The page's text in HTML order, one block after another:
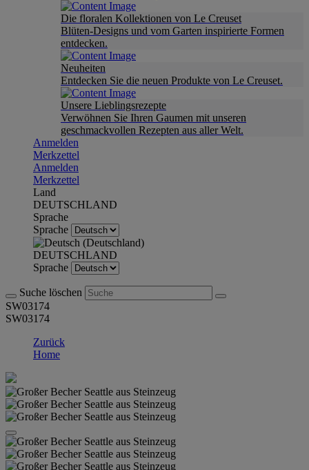
Die floralen Kollektionen von Le Creuset
Blüten-Designs und vom Garten inspirierte Formen
entdecken.
Neuheiten
Entdecken Sie die neuen Produkte von Le Creuset.
Unsere Lieblingsrezepte
Verwöhnen Sie Ihren Gaumen mit unseren
geschmackvollen Rezepten aus aller Welt.
Anmelden
Merkzettel
Anmelden
Merkzettel
Land
DEUTSCHLAND
Sprache
Sprache
DEUTSCHLAND
Sprache
Suche löschen
SW03174
SW03174
Zurück
Home